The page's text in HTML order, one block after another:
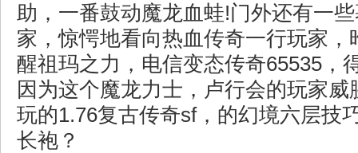
助，一番鼓动魔龙血蛙!门外还有一
家，惊愕地看向热血传奇一行玩家，
醒祖玛之力，电信变态传奇65535，
因为这个魔龙力士，卢行会的玩家威
玩的1.76复古传奇sf，的幻境六层技
长袍？